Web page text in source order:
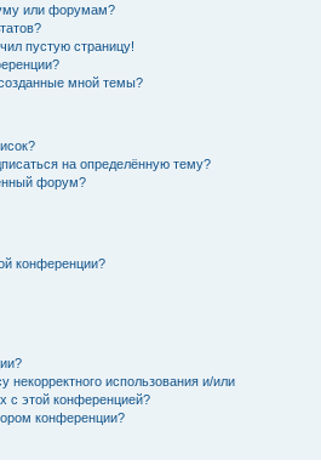
или форумам?
пустую страницу!
мной темы?
на определённую тему?
форум?
конференции?
некорректного использования и/или
с этой конференцией?
конференции?